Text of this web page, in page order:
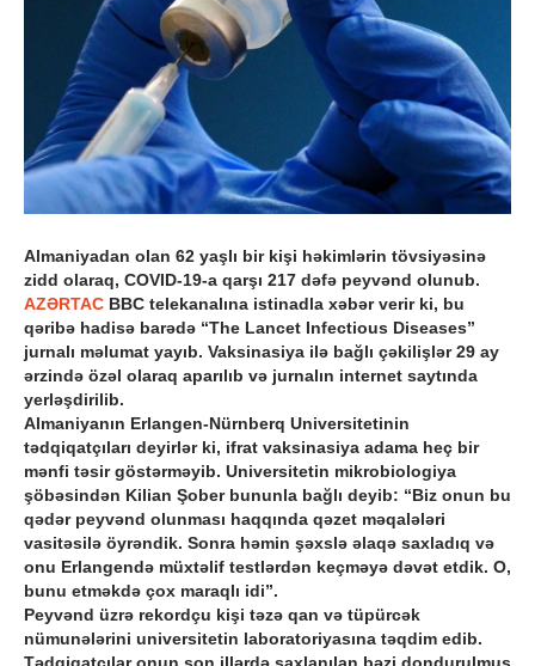
Almaniyadan olan 62 yaşlı bir kişi həkimlərin tövsiyəsinə
zidd olaraq, COVID-19-a qarşı 217 dəfə peyvənd olunub.
AZƏRTAC BBC telekanalına istinadla xəbər verir ki, bu
qəribə hadisə barədə “The Lancet Infectious Diseases”
jurnalı məlumat yayıb. Vaksinasiya ilə bağlı çəkilişlər 29 ay
ərzində özəl olaraq aparılıb və jurnalın internet saytında
yerləşdirilib.
Almaniyanın Erlangen-Nürnberq Universitetinin
tədqiqatçıları deyirlər ki, ifrat vaksinasiya adama heç bir
mənfi təsir göstərməyib. Universitetin mikrobiologiya
şöbəsindən Kilian Şober bununla bağlı deyib: “Biz onun bu
qədər peyvənd olunması haqqında qəzet məqalələri
vasitəsilə öyrəndik. Sonra həmin şəxslə əlaqə saxladıq və
onu Erlangendə müxtəlif testlərdən keçməyə dəvət etdik. O,
bunu etməkdə çox maraqlı idi”.
Peyvənd üzrə rekordçu kişi təzə qan və tüpürcək
nümunələrini universitetin laboratoriyasına təqdim edib.